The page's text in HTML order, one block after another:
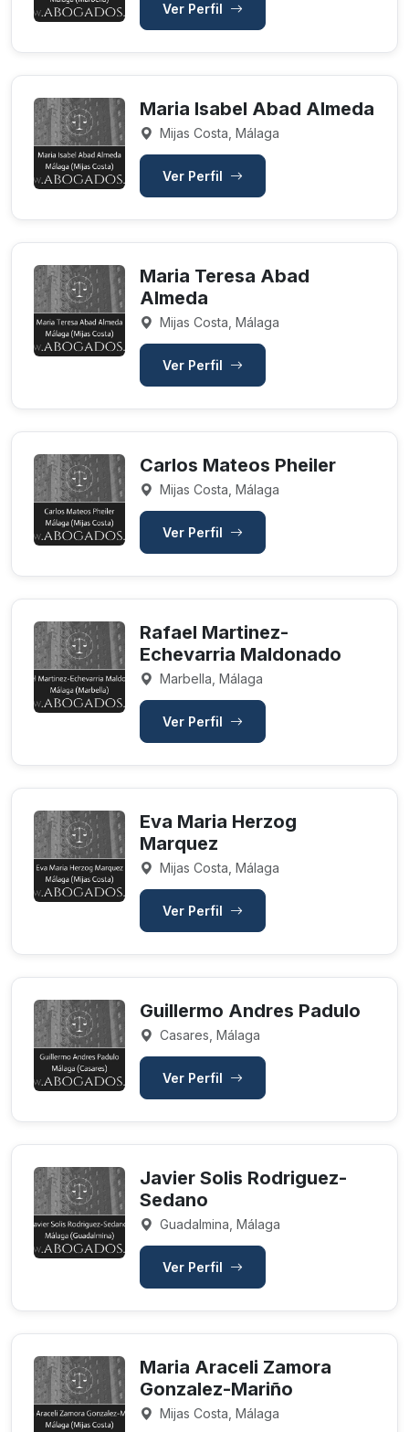
Ver Perfil
Maria Isabel Abad Almeda
Mijas Costa, Málaga
Ver Perfil
Maria Teresa Abad
Almeda
Mijas Costa, Málaga
Ver Perfil
Carlos Mateos Pheiler
Mijas Costa, Málaga
Ver Perfil
Rafael Martinez-
Echevarria Maldonado
Marbella, Málaga
Ver Perfil
Eva Maria Herzog
Marquez
Mijas Costa, Málaga
Ver Perfil
Guillermo Andres Padulo
Casares, Málaga
Ver Perfil
Javier Solis Rodriguez-
Sedano
Guadalmina, Málaga
Ver Perfil
Maria Araceli Zamora
Gonzalez-Mariño
Mijas Costa, Málaga